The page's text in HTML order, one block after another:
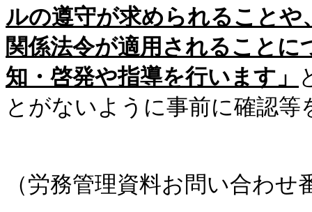
ルの遵守が求められることや
関係法令が適用されること
知・啓発や指導を行います」
とがないように事前に確認等
（労務管理資料お問い合わ